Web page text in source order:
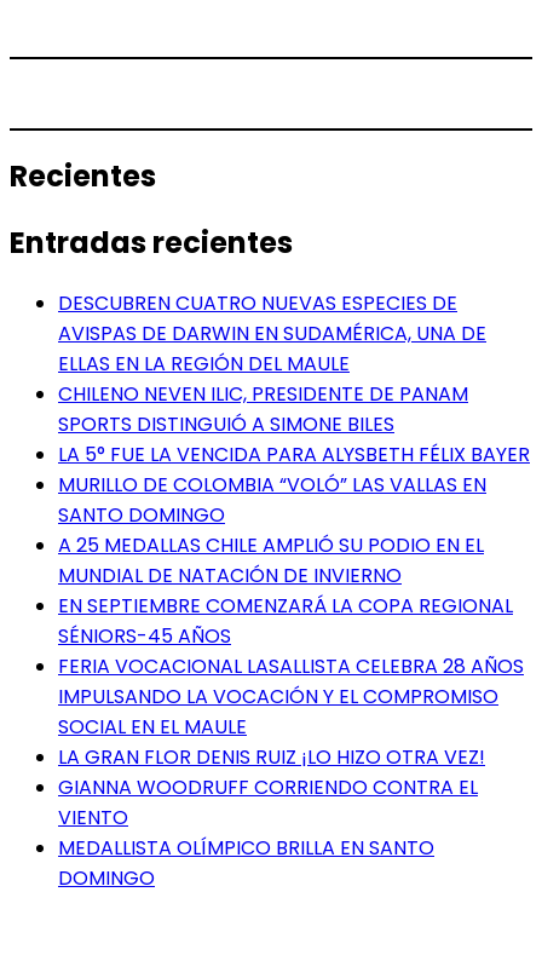
Recientes
Entradas recientes
DESCUBREN CUATRO NUEVAS ESPECIES DE
AVISPAS DE DARWIN EN SUDAMÉRICA, UNA DE
ELLAS EN LA REGIÓN DEL MAULE
CHILENO NEVEN ILIC, PRESIDENTE DE PANAM
SPORTS DISTINGUIÓ A SIMONE BILES
LA 5° FUE LA VENCIDA PARA ALYSBETH FÉLIX BAYER
MURILLO DE COLOMBIA “VOLÓ” LAS VALLAS EN
SANTO DOMINGO
A 25 MEDALLAS CHILE AMPLIÓ SU PODIO EN EL
MUNDIAL DE NATACIÓN DE INVIERNO
EN SEPTIEMBRE COMENZARÁ LA COPA REGIONAL
SÉNIORS-45 AÑOS
FERIA VOCACIONAL LASALLISTA CELEBRA 28 AÑOS
IMPULSANDO LA VOCACIÓN Y EL COMPROMISO
SOCIAL EN EL MAULE
LA GRAN FLOR DENIS RUIZ ¡LO HIZO OTRA VEZ!
GIANNA WOODRUFF CORRIENDO CONTRA EL
VIENTO
MEDALLISTA OLÍMPICO BRILLA EN SANTO
DOMINGO